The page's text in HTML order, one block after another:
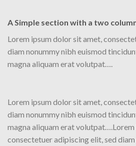
A Simple section with a two
Lorem ipsum dolor sit amet,
diam nonummy nibh euismod
magna aliquam erat volutpat….
Lorem ipsum dolor sit amet,
diam nonummy nibh euismod
magna aliquam erat volutpat….Lorem
consectetuer adipiscing elit, sed